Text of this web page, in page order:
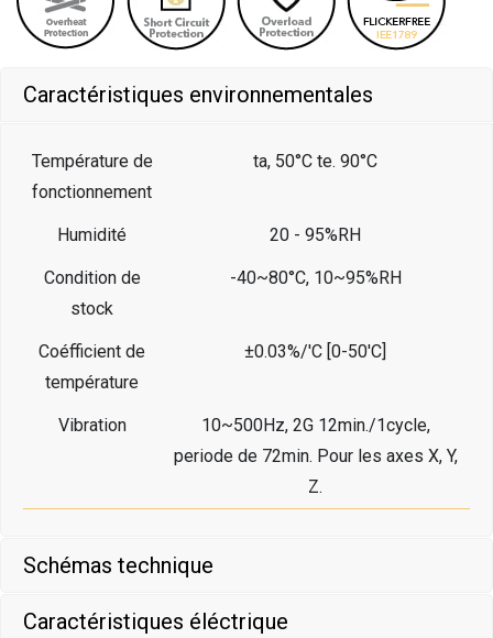
Caractéristiques environnementales
Température de
fonctionnement
ta, 50°C te. 90°C
Humidité 20 - 95%RH
Condition de
stock
-40~80°C, 10~95%RH
Coéfficient de
température
±0.03%/'C [0-50'C]
Vibration
10~500Hz, 2G 12min./1cycle,
periode de 72min. Pour les axes X, Y,
Z.
Schémas technique
Caractéristiques éléctrique